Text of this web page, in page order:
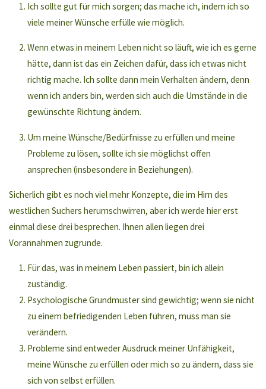
Ich sollte gut für mich sorgen; das mache ich, indem ich so
viele meiner Wünsche erfülle wie möglich.
Wenn etwas in meinem Leben nicht so läuft, wie ich es gerne
hätte, dann ist das ein Zeichen dafür, dass ich etwas nicht
richtig mache. Ich sollte dann mein Verhalten ändern, denn
wenn ich anders bin, werden sich auch die Umstände in die
gewünschte Richtung ändern.
Um meine Wünsche/Bedürfnisse zu erfüllen und meine
Probleme zu lösen, sollte ich sie möglichst offen
ansprechen (insbesondere in Beziehungen).
Sicherlich gibt es noch viel mehr Konzepte, die im Hirn des
westlichen Suchers herumschwirren, aber ich werde hier erst
einmal diese drei besprechen. Ihnen allen liegen drei
Vorannahmen zugrunde.
Für das, was in meinem Leben passiert, bin ich allein
zuständig.
Psychologische Grundmuster sind gewichtig; wenn sie nicht
zu einem befriedigenden Leben führen, muss man sie
verändern.
Probleme sind entweder Ausdruck meiner Unfähigkeit,
meine Wünsche zu erfüllen oder mich so zu ändern, dass sie
sich von selbst erfüllen.